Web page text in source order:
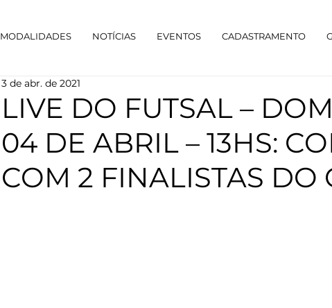
MODALIDADES NOTÍCIAS EVENTOS CADASTRAMENTO
LIVE DO FUTSAL –
04 DE ABRIL – 13HS:
COM 2 FINALISTAS DO
3 de abr. de 2021